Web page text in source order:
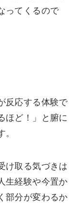
ってくるので
反応する体験で
ほど！」と腑に
け取る気づきは
生経験や今置か
部分が変わるか